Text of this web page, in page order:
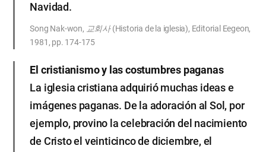
Navidad.
Song Nak-won, 교회사(Historia de la iglesia), Editorial Eegeon,
1981, pp. 174-175
El cristianismo y las costumbres paganas
La iglesia cristiana adquirió muchas ideas e
imágenes paganas. De la adoración al Sol, por
ejemplo, provino la celebración del nacimiento
de Cristo el veinticinco de diciembre, el